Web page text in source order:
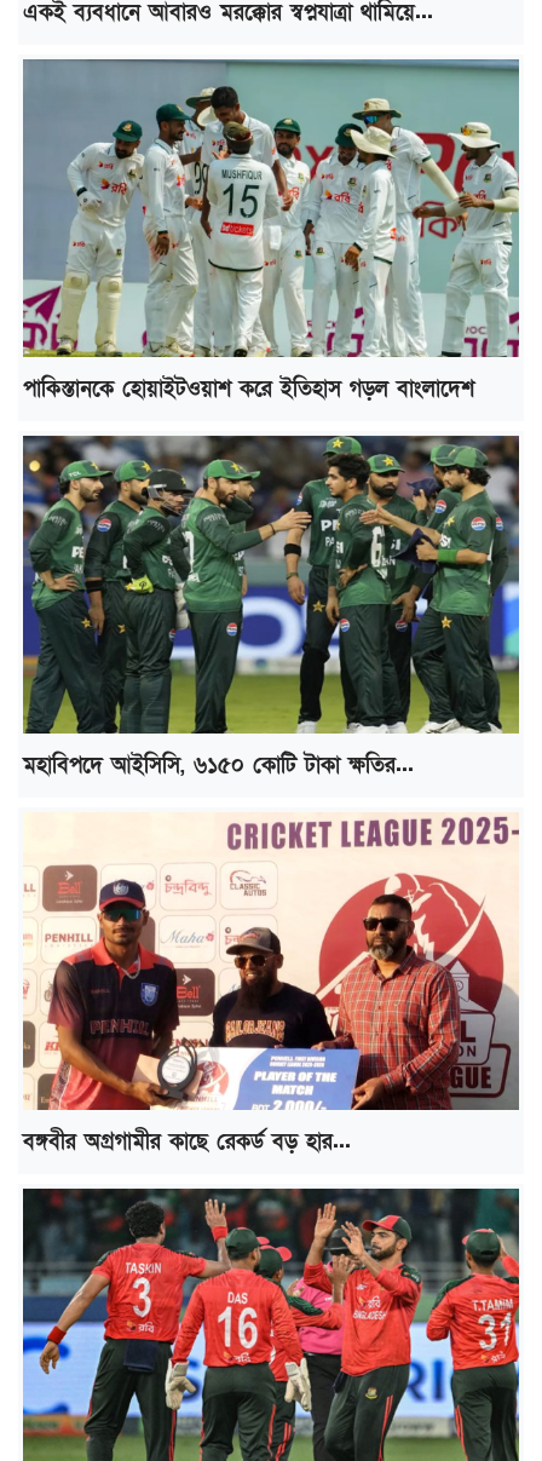
একই ব্যবধানে আবারও মরক্কোর স্বপ্নযাত্রা থামিয়ে...
পাকিস্তানকে হোয়াইটওয়াশ করে ইতিহাস গড়ল বাংলাদেশ
মহাবিপদে আইসিসি, ৬১৫০ কোটি টাকা ক্ষতির...
বঙ্গবীর অগ্রগামীর কাছে রেকর্ড বড় হার...